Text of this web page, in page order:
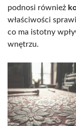
podnosi również
właściwości
co ma istotny
wnętrzu.